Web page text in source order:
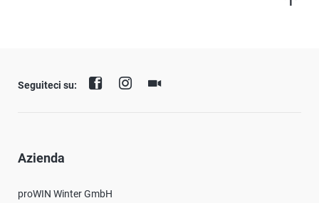
Seguiteci su:
Azienda
proWIN Winter GmbH